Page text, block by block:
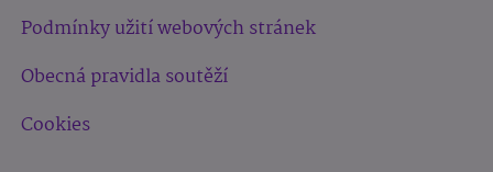
Podmínky užití webových stránek
Obecná pravidla soutěží
Cookies